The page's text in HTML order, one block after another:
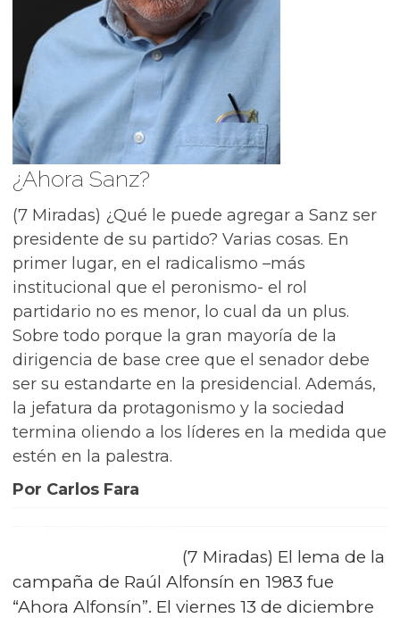
¿Ahora Sanz?
(7 Miradas) ¿Qué le puede agregar a Sanz ser
presidente de su partido? Varias cosas. En
primer lugar, en el radicalismo –más
institucional que el peronismo- el rol
partidario no es menor, lo cual da un plus.
Sobre todo porque la gran mayoría de la
dirigencia de base cree que el senador debe
ser su estandarte en la presidencial. Además,
la jefatura da protagonismo y la sociedad
termina oliendo a los líderes en la medida que
estén en la palestra.
Por Carlos Fara
(7 Miradas) El lema de la
campaña de Raúl Alfonsín en 1983 fue
“Ahora Alfonsín”. El viernes 13 de diciembre